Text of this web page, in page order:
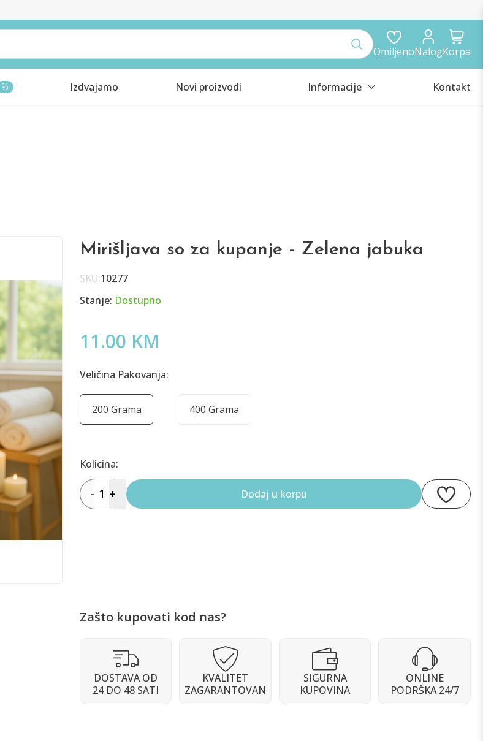
OmiljenoNalogKorpa
% Izdvajamo Novi proizvodi Informacije Kontakt
Mirišljava so za kupanje - Zelena jabuka
SKU:10277
Stanje: Dostupno
11.00 KM
Veličina Pakovanja:
200 Grama 400 Grama
Kolicina:
- 1 + Dodaj u korpu
Zašto kupovati kod nas?
DOSTAVA OD
24 DO 48 SATI
KVALITET
ZAGARANTOVAN
SIGURNA
KUPOVINA
ONLINE
PODRŠKA 24/7